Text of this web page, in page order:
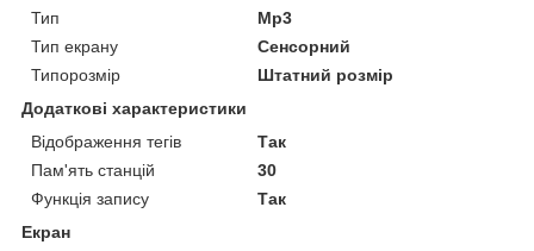
Тип
Mp3
Тип екрану
Сенсорний
Типорозмір
Штатний розмір
Додаткові характеристики
Відображення тегів
Так
Пам'ять станцій
30
Функція запису
Так
Екран